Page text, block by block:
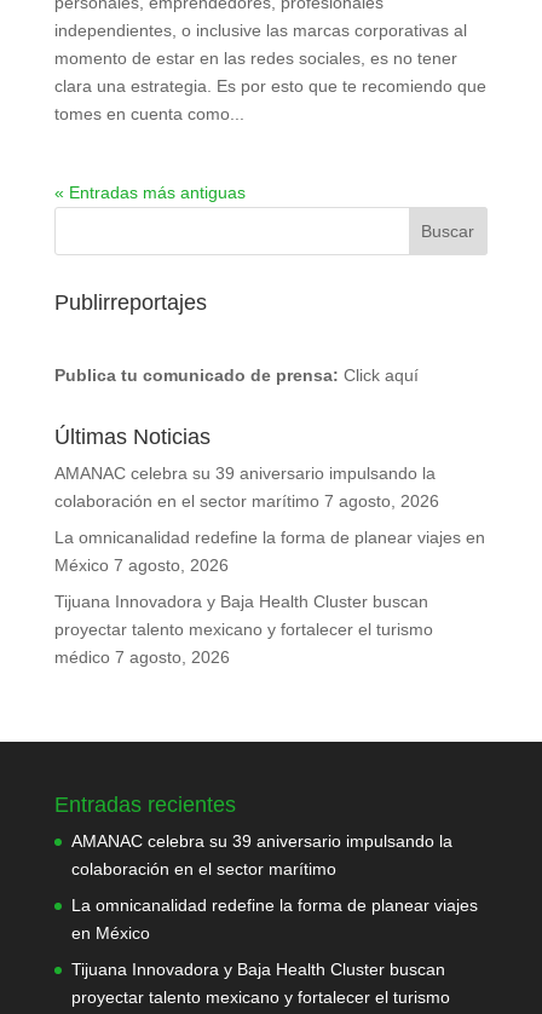
independientes, o inclusive las marcas corporativas al
momento de estar en las redes sociales, es no tener
clara una estrategia. Es por esto que te recomiendo que
tomes en cuenta como...
« Entradas más antiguas
Publirreportajes
Publica tu comunicado de prensa: Click aquí
Últimas Noticias
AMANAC celebra su 39 aniversario impulsando la
colaboración en el sector marítimo 7 agosto, 2026
La omnicanalidad redefine la forma de planear viajes en
México 7 agosto, 2026
Tijuana Innovadora y Baja Health Cluster buscan
proyectar talento mexicano y fortalecer el turismo
médico 7 agosto, 2026
Entradas recientes
AMANAC celebra su 39 aniversario impulsando la
colaboración en el sector marítimo
La omnicanalidad redefine la forma de planear viajes
en México
Tijuana Innovadora y Baja Health Cluster buscan
proyectar talento mexicano y fortalecer el turismo